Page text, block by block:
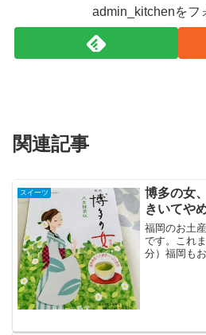
admin_kitchenをフ
関連記事
スイーツ
博多の女
きいてや
福岡のお土
です。これ
分）福岡も